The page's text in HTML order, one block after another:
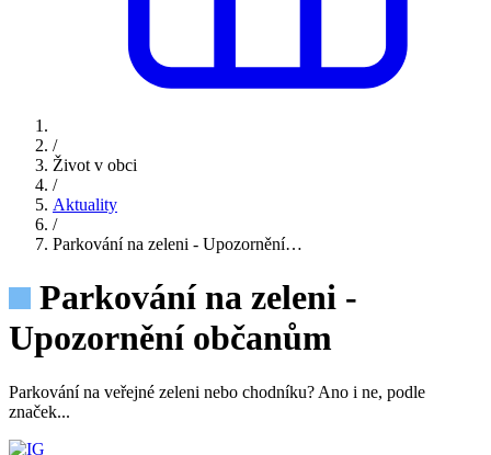
/
Život v obci
/
Aktuality
/
Parkování na zeleni - Upozornění…
Parkování na zeleni -
Upozornění občanům
Parkování na veřejné zeleni nebo chodníku? Ano i ne, podle
značek...